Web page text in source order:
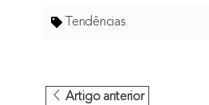
Tendências
Artigo anterior